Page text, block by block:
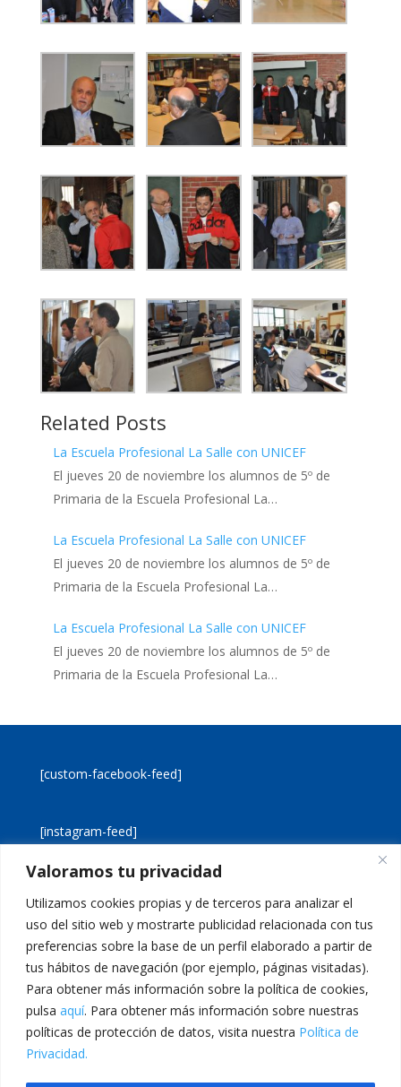
Valoramos tu privacidad
Utilizamos cookies propias y de terceros para analizar el
uso del sitio web y mostrarte publicidad relacionada con tus
preferencias sobre la base de un perfil elaborado a partir de
tus hábitos de navegación (por ejemplo, páginas visitadas).
Para obtener más información sobre la política de cookies,
pulsa aquí. Para obtener más información sobre nuestras
políticas de protección de datos, visita nuestra Política de
Privacidad.
Related Posts
La Escuela Profesional La Salle con UNICEF
El jueves 20 de noviembre los alumnos de 5º de
Primaria de la Escuela Profesional La…
La Escuela Profesional La Salle con UNICEF
El jueves 20 de noviembre los alumnos de 5º de
Primaria de la Escuela Profesional La…
La Escuela Profesional La Salle con UNICEF
El jueves 20 de noviembre los alumnos de 5º de
Primaria de la Escuela Profesional La…
[custom-facebook-feed]
[instagram-feed]
Aviso legal
Política de cookies